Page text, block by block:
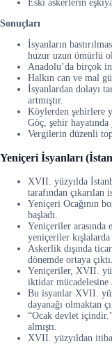
Eski askerlerin
Sonuçları
İsyanların
huzur uzun ömürlü
Anadolu’da birçok
Halkın can ve mal
İsyanlardan dolayı
artmıştır.
Köylerden şehirlere
Göç, şehir
Vergilerin düzenli
Yeniçeri İsyanları
XVII. yüzyılda
tarafından çıkarılan
Yeniçeri Ocağının
başladı.
Yeniçeriler arasında
yeniçeriler kışlalarda
Askerlik dışında
dönemde ortaya çıktı.
Yeniçeriler, XVII.
iktidar mücadelesine
Bu isyanlar XVII.
dayanağı olmaktan
“Ocak devlet
almıştı.
XVII. yüzyıldan